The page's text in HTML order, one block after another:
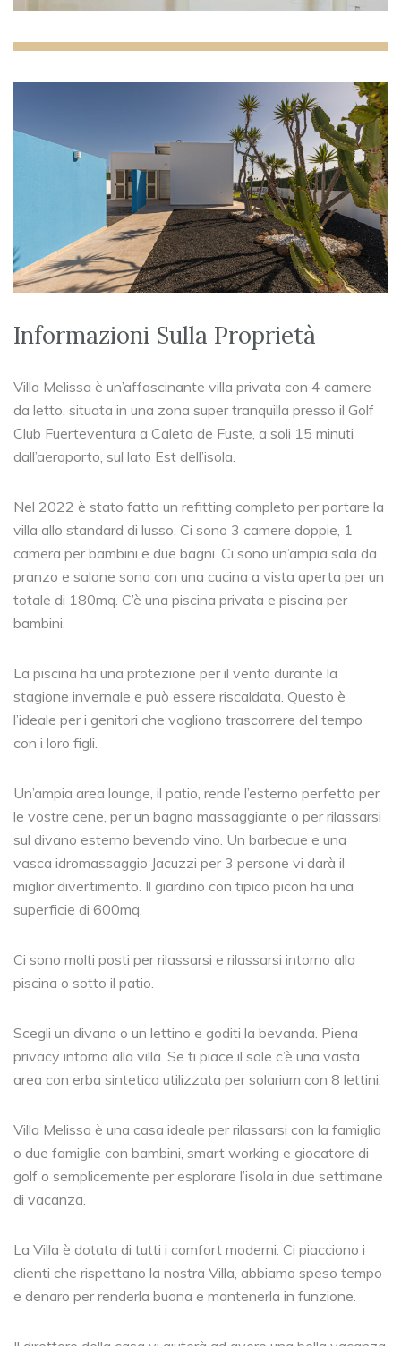
Informazioni Sulla Proprietà
Villa Melissa è un’affascinante villa privata con 4 camere
da letto, situata in una zona super tranquilla presso il Golf
Club Fuerteventura a Caleta de Fuste, a soli 15 minuti
dall’aeroporto, sul lato Est dell’isola.
Nel 2022 è stato fatto un refitting completo per portare la
villa allo standard di lusso. Ci sono 3 camere doppie, 1
camera per bambini e due bagni. Ci sono un’ampia sala da
pranzo e salone sono con una cucina a vista aperta per un
totale di 180mq. C’è una piscina privata e piscina per
bambini.
La piscina ha una protezione per il vento durante la
stagione invernale e può essere riscaldata. Questo è
l’ideale per i genitori che vogliono trascorrere del tempo
con i loro figli.
Un’ampia area lounge, il patio, rende l’esterno perfetto per
le vostre cene, per un bagno massaggiante o per rilassarsi
sul divano esterno bevendo vino. Un barbecue e una
vasca idromassaggio Jacuzzi per 3 persone vi darà il
miglior divertimento. Il giardino con tipico picon ha una
superficie di 600mq.
Ci sono molti posti per rilassarsi e rilassarsi intorno alla
piscina o sotto il patio.
Scegli un divano o un lettino e goditi la bevanda. Piena
privacy intorno alla villa. Se ti piace il sole c’è una vasta
area con erba sintetica utilizzata per solarium con 8 lettini.
Villa Melissa è una casa ideale per rilassarsi con la famiglia
o due famiglie con bambini, smart working e giocatore di
golf o semplicemente per esplorare l’isola in due settimane
di vacanza.
La Villa è dotata di tutti i comfort moderni. Ci piacciono i
clienti che rispettano la nostra Villa, abbiamo speso tempo
e denaro per renderla buona e mantenerla in funzione.